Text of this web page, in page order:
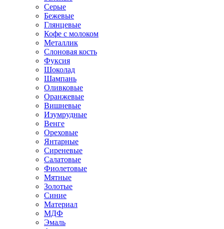
Серые
Бежевые
Глянцевые
Кофе с молоком
Металлик
Слоновая кость
Фуксия
Шоколад
Шампань
Оливковые
Оранжевые
Вишневые
Изумрудные
Венге
Ореховые
Янтарные
Сиреневые
Салатовые
Фиолетовые
Мятные
Золотые
Синие
Материал
МДФ
Эмаль